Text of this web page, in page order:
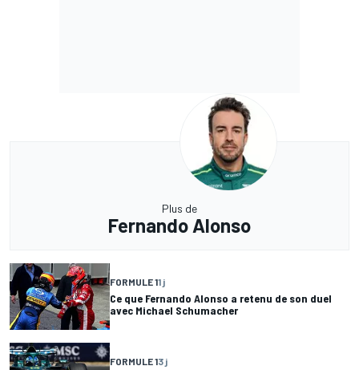
Plus de
Fernando Alonso
FORMULE 11 j
Ce que Fernando Alonso a retenu de son duel
avec Michael Schumacher
FORMULE 13 j